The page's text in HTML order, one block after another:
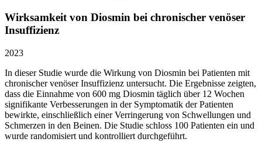
Wirksamkeit von Diosmin bei chronischer venöser
Insuffizienz
2023
In dieser Studie wurde die Wirkung von Diosmin bei Patienten mit
chronischer venöser Insuffizienz untersucht. Die Ergebnisse zeigten,
dass die Einnahme von 600 mg Diosmin täglich über 12 Wochen
signifikante Verbesserungen in der Symptomatik der Patienten
bewirkte, einschließlich einer Verringerung von Schwellungen und
Schmerzen in den Beinen. Die Studie schloss 100 Patienten ein und
wurde randomisiert und kontrolliert durchgeführt.